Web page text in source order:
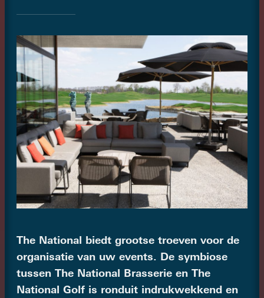
The National biedt grootse troeven voor de
organisatie van uw events. De symbiose
tussen The National Brasserie en The
National Golf is ronduit indrukwekkend en